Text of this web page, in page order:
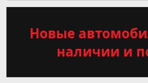
Новые
наличии и